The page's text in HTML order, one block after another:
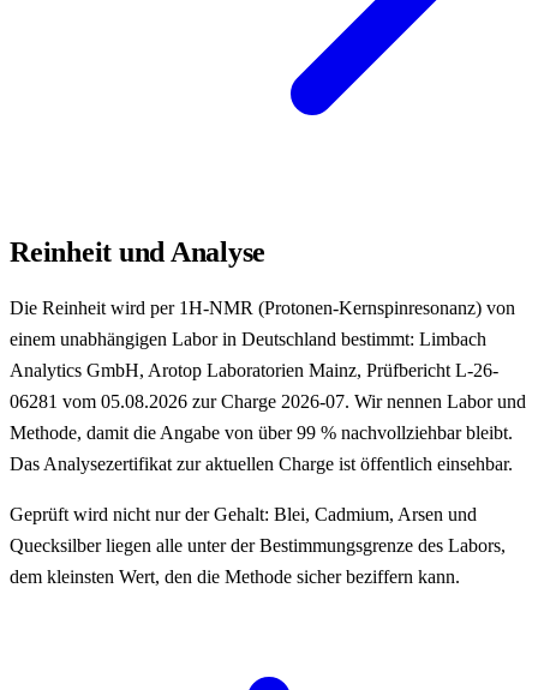
Reinheit und Analyse
Die Reinheit wird per 1H-NMR (Protonen-Kernspinresonanz) von
einem unabhängigen Labor in Deutschland bestimmt: Limbach
Analytics GmbH, Arotop Laboratorien Mainz, Prüfbericht L-26-
06281 vom 05.08.2026 zur Charge 2026-07. Wir nennen Labor und
Methode, damit die Angabe von über 99 % nachvollziehbar bleibt.
Das Analysezertifikat zur aktuellen Charge ist öffentlich einsehbar.
Geprüft wird nicht nur der Gehalt: Blei, Cadmium, Arsen und
Quecksilber liegen alle unter der Bestimmungsgrenze des Labors,
dem kleinsten Wert, den die Methode sicher beziffern kann.